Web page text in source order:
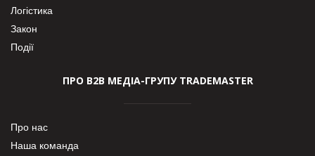
Логістика
Закон
Події
ПРО В2В МЕДІА-ГРУПУ TRADEMASTER
Про нас
Наша команда